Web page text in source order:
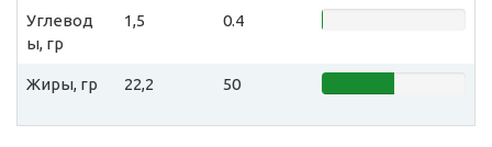
Углевод
ы, гр
1,5 0.4
Жиры, гр 22,2 50